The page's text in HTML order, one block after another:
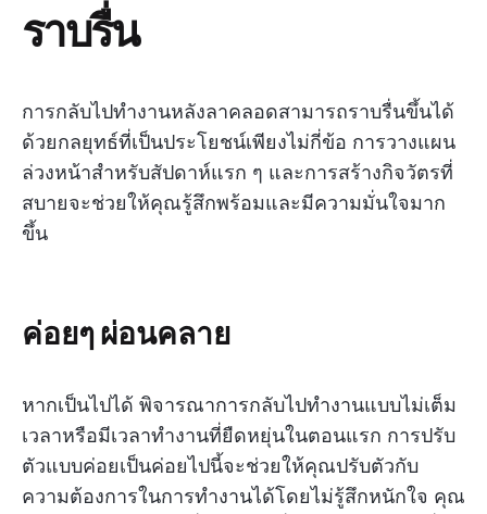
ราบรื่น
การกลับไปทำงานหลังลาคลอดสามารถราบรื่นขึ้นได้
ด้วยกลยุทธ์ที่เป็นประโยชน์เพียงไม่กี่ข้อ การวางแผน
ล่วงหน้าสำหรับสัปดาห์แรก ๆ และการสร้างกิจวัตรที่
สบายจะช่วยให้คุณรู้สึกพร้อมและมีความมั่นใจมาก
ขึ้น
ค่อยๆ ผ่อนคลาย
หากเป็นไปได้ พิจารณาการกลับไปทำงานแบบไม่เต็ม
เวลาหรือมีเวลาทำงานที่ยืดหยุ่นในตอนแรก การปรับ
ตัวแบบค่อยเป็นค่อยไปนี้จะช่วยให้คุณปรับตัวกับ
ความต้องการในการทำงานได้โดยไม่รู้สึกหนักใจ คุณ